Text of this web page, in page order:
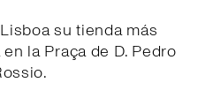
su tienda más
la Praça de D. Pedro